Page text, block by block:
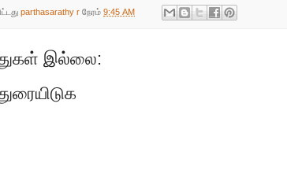
parthasarathy r நேரம் 9:45 AM
இல்லை: